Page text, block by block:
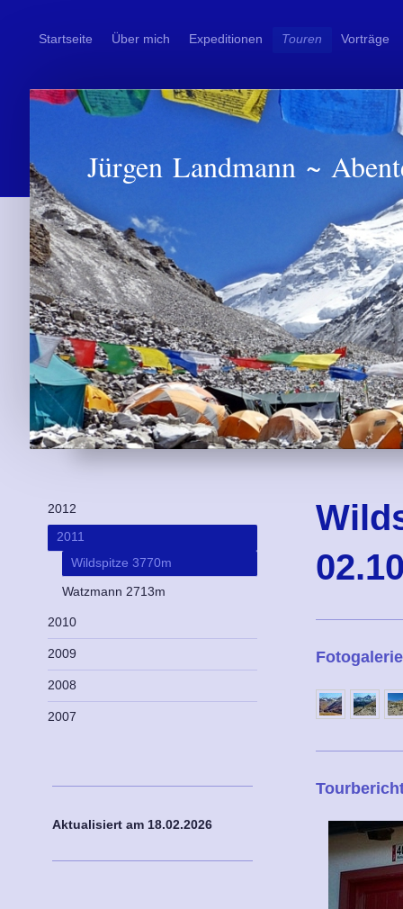
Startseite Über mich Expeditionen Touren Vorträge
Jürgen Landmann ~
Fotogalerie
2012
2011
Wildspitze 3770m
Watzmann 2713m
2010
2009
2008
2007
Aktualisiert am 18.02.2026